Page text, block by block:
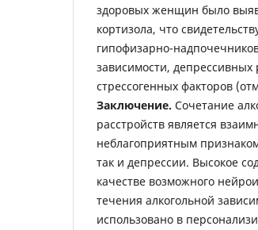
здоровых женщин было
кортизола, что
гипофизарно-
зависимости, депрессивных
стрессогенных факторов
Заключение. Сочетание
расстройств является
неблагоприятным
так и депрессии. Высокое
качестве возможного
течения алкогольной
использовано в